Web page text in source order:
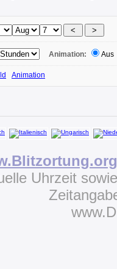
Animation: Aus
Animation
Uhrzeit